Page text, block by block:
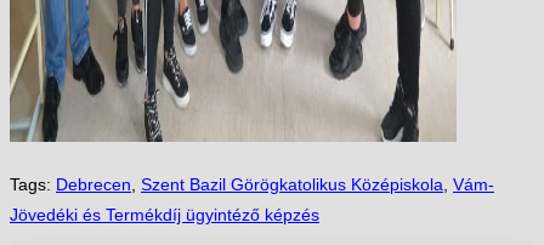
Tags: Debrecen Szent Bazil Görögkatolikus Középiskola Vám-
Jövedéki és Termékdíj ügyintéző képzés